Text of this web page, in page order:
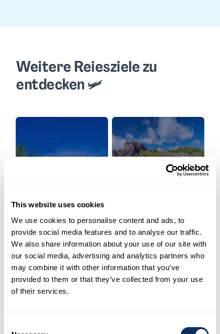
This website uses cookies
We use cookies to personalise content and ads, to
provide social media features and to analyse our traffic.
We also share information about your use of our site with
our social media, advertising and analytics partners who
may combine it with other information that you’ve
provided to them or that they’ve collected from your use
of their services.
Weitere Reiesziele zu
entdecken 🛩️
Reiseprojekt mit. Einer